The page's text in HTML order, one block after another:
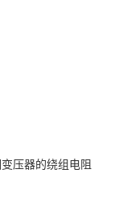
压器的绕组电阻